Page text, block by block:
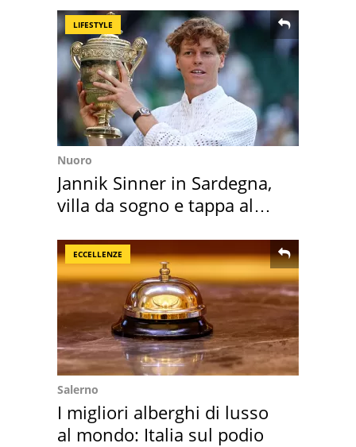
LIFESTYLE
Nuoro
Jannik Sinner in Sardegna,
villa da sogno e tappa al
ECCELLENZE
Salerno
I migliori alberghi di lusso
al mondo: Italia sul podio